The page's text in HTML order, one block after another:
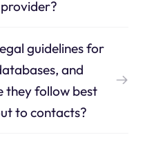
guidelines for
and
they follow best
to contacts?